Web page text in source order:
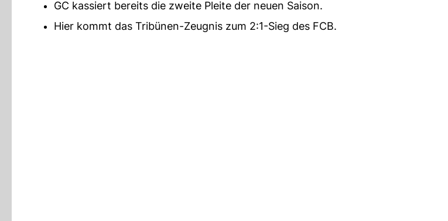
GC kassiert bereits die zweite Pleite der neuen Saison.
Hier kommt das Tribünen-Zeugnis zum 2:1-Sieg des FCB.